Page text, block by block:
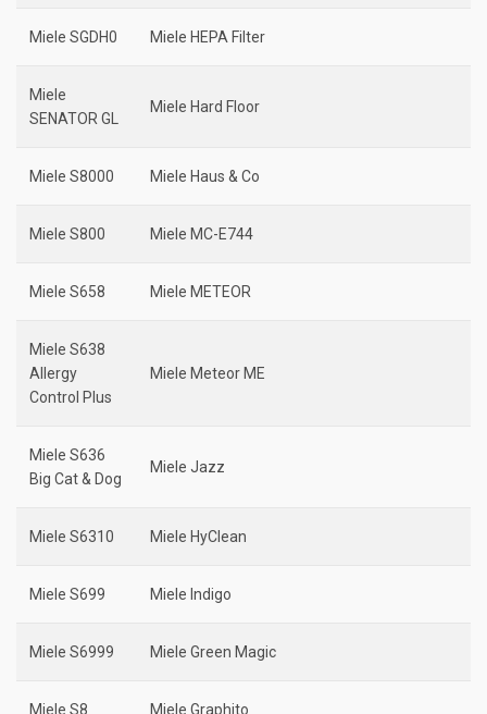
Miele SGDH0 Miele HEPA Filter
Miele
SENATOR GL
Miele Hard Floor
Miele S8000 Miele Haus & Co
Miele S800 Miele MC-E744
Miele S658 Miele METEOR
Miele S638
Allergy
Control Plus
Miele Meteor ME
Miele S636
Big Cat & Dog
Miele Jazz
Miele S6310 Miele HyClean
Miele S699 Miele Indigo
Miele S6999 Miele Green Magic
Miele S8 Miele Graphito